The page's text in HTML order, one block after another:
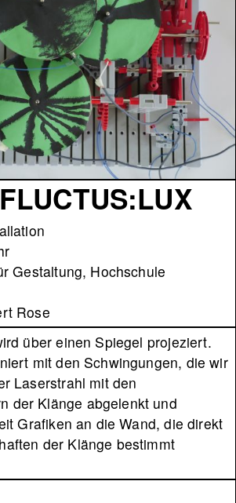
Gestaltung, Hochschule
Rose
über einen Spiegel projeziert.
mit den Schwingungen, die wir
Laserstrahl mit den
der Klänge abgelenkt und
Grafiken an die Wand, die direkt
der Klänge bestimmt